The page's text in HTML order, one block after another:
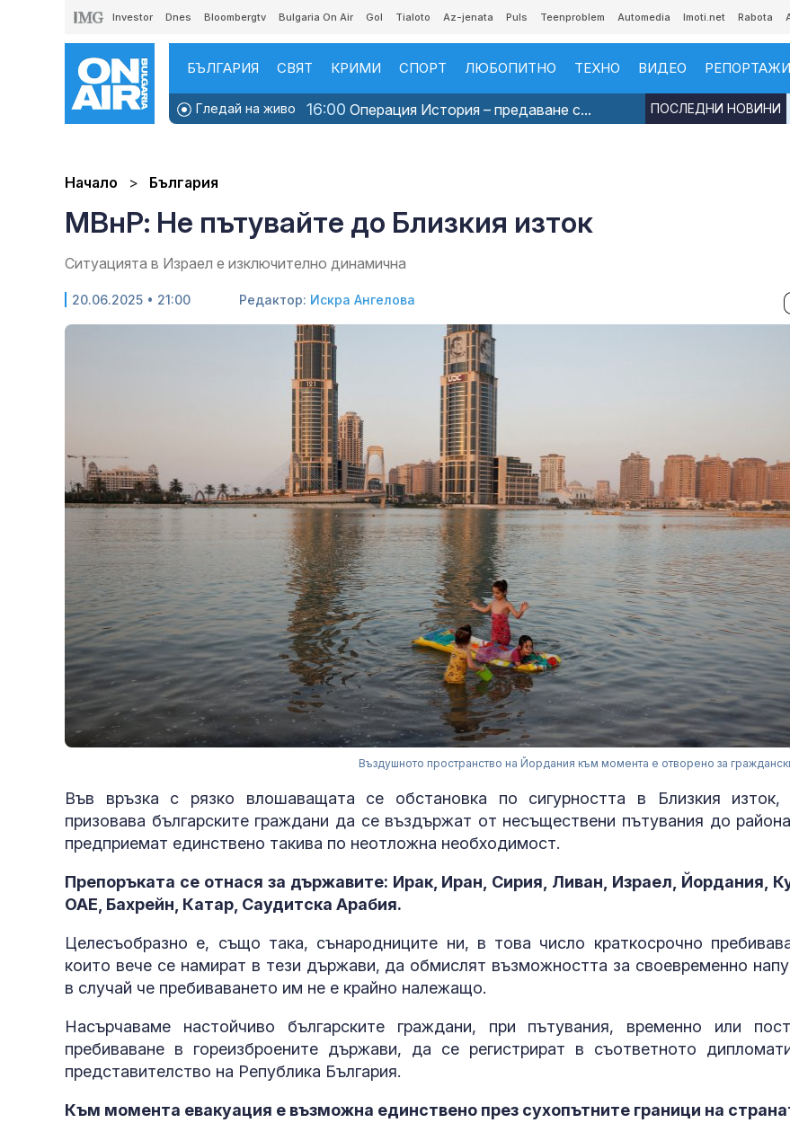
Investor Dnes Bloombergtv Bulgaria On Air Gol Tialoto Az-jenata Puls Teenproblem Automedia Imoti.net Rabota
БЪЛГАРИЯ СВЯТ КРИМИ СПОРТ ЛЮБОПИТНО ТЕХНО ВИДЕО РЕПОРТАЖИ
Гледай на живо 16:00 Операция История – предаване с... ПОСЛЕДНИ НОВИНИ
Начало България
МВнР: Не пътувайте до Близкия изток
Ситуацията в Израел е изключително динамична
20.06.2025 • 21:00 Редактор: Искра Ангелова
Въздушното пространство на Йордания към момента е отворено за
Във връзка с рязко влошаващата се обстановка по сигурността в Близкия
призовава българските граждани да се въздържат от несъществени пътувания до
предприемат единствено такива по неотложна необходимост.
Препоръката се отнася за държавите: Ирак, Иран, Сирия, Ливан, Израел, Йордания,
ОАЕ, Бахрейн, Катар, Саудитска Арабия.
Целесъобразно е, също така, сънародниците ни, в това число краткосрочно
които вече се намират в тези държави, да обмислят възможността за своевременно
в случай че пребиваването им не е крайно належащо.
Насърчаваме настойчиво българските граждани, при пътувания, временно или
пребиваване в гореизброените държави, да се регистрират в съответното
представителство на Република България.
Към момента евакуация е възможна единствено през сухопътните граници на Оряховица